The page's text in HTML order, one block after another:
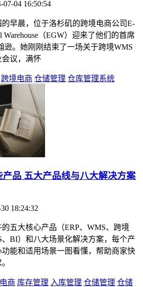
07-04 16:50:54
早晨，位于洛杉矶的跨境电商公司E-
Warehouse（EGW）迎来了他们的首席
逊。她刚刚结束了一场关于跨境WMS
议，满怀
跨境电商 仓储管理 仓库管理系统
品 五大产品线与八大解决方案
18:24:32
五大核心产品（ERP、WMS、跨境
、BI）和八大场景化解决方案，每个产
能和适用场景一图看懂，帮助商家快
商 库存管理 入库管理 仓储管理 仓储